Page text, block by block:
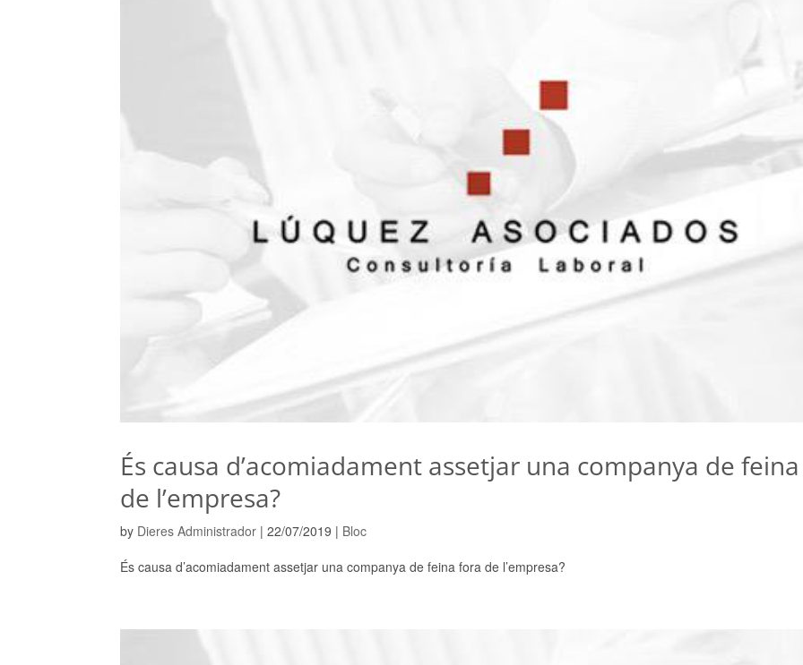
És causa d’acomiadament assetjar una companya de
de l’empresa?
by Dieres Administrador |22/07/2019 | Bloc
És causa d’acomiadament assetjar una companya de feina fora de l’empresa?